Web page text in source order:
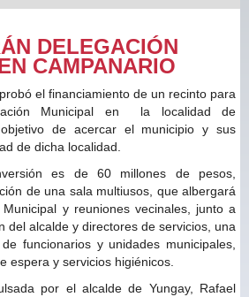
DELEGACIÓN
CAMPANARIO
el financiamiento de un recinto para
Municipal en la localidad de
de acercar el municipio y sus
de dicha localidad.
es de 60 millones de pesos,
de una sala multiusos, que albergará
y reuniones vecinales, junto a
del alcalde y directores de servicios, una
funcionarios y unidades municipales,
espera y servicios higiénicos.
por el alcalde de Yungay, Rafael